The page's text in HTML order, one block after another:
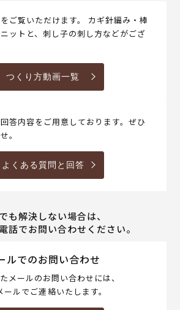
ご覧いただけます。 カギ針編み・棒
ットと、刺し子の刺し方などがござ
つくり方動画一覧
答内容をご用意しております。ぜひ
。
よくある質問と回答
も解決しない場合は、
話でお問い合わせください。
ルでのお問い合わせ
メールのお問い合わせには、
ールでご連絡いたします。